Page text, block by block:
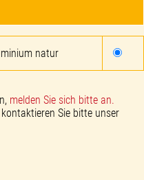
natur
melden Sie sich bitte an.
Sie bitte unser